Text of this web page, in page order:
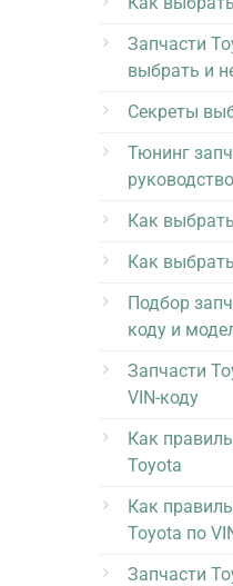
Запчасти
выбрать и
Секреты
Тюнинг
Как
Как
Подбор
коду и
Запчасти
VIN-коду
Как
Toyota
Как
Toyota по
Запчасти